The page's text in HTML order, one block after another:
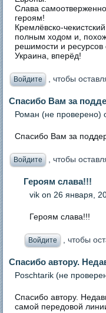
Слава
героям!
Кремлёвско-
полным ходом и,
решимости и ресурсов
Украина, вперёд!
Войдите , чтобы
Спасибо Вам за
Роман (не проверено)
Спасибо Вам за
Войдите , чтобы
Героям слава!!!
vik on 26 января,
Героям слава!!!
Войдите , чтобы
Спасибо автору.
Poschtarik (не
Спасибо автору.
самой передовой